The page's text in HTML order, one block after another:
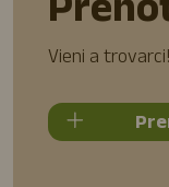
Vieni a trovarci!